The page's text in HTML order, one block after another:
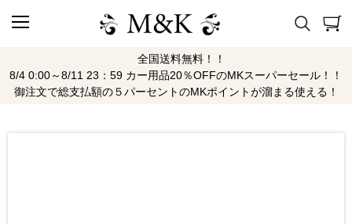
全国送料無料！！
8/4 0:00～8/11 23：59 カー用品20％OFFのMKスーパーセール！！
御注文で総支払額の５パーセントのMKポイントが溜まる使える！